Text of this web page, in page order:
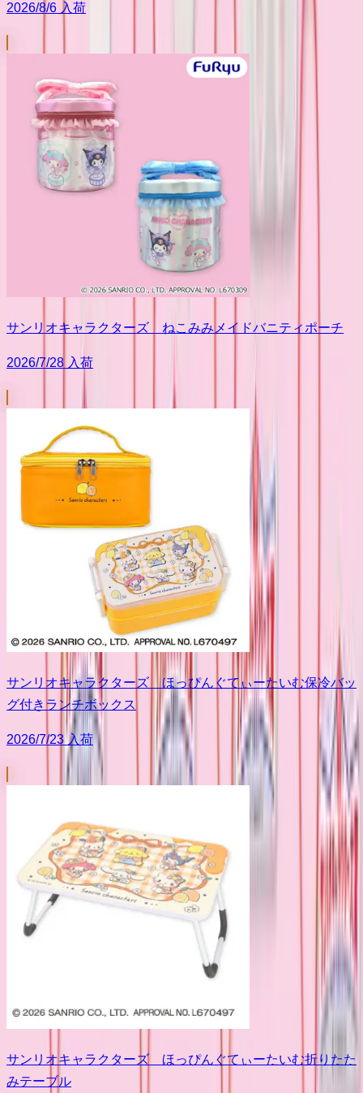
2026/8/6 入荷
サンリオキャラクターズ ねこみみメイドバニティポーチ
2026/7/28 入荷
サンリオキャラクターズ ほっぴんぐてぃーたいむ保冷バッ
グ付きランチボックス
2026/7/23 入荷
サンリオキャラクターズ ほっぴんぐてぃーたいむ折りたた
みテーブル